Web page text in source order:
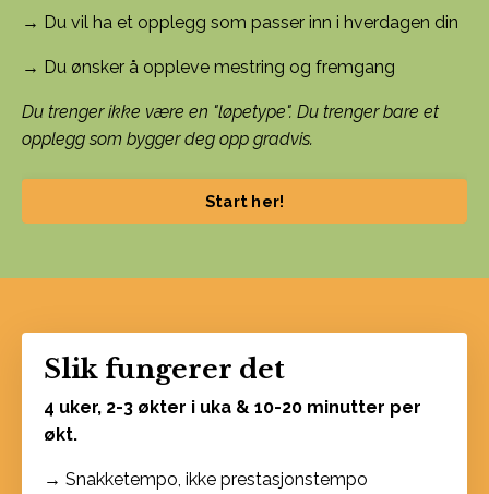
→ Du vil ha et opplegg som passer inn i hverdagen din
→ Du ønsker å oppleve mestring og fremgang
Du trenger ikke være en "løpetype". Du trenger bare et
opplegg som bygger deg opp gradvis.
Start her!
Slik fungerer det
4 uker, 2-3 økter i uka & 10-20 minutter per
økt.
→ Snakketempo, ikke prestasjonstempo